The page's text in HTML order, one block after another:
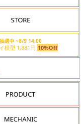
STORE
抽選中 ~8/9 14:00
ツルマイ模型 1,881円 10%Off
PRODUCT
MECHANIC